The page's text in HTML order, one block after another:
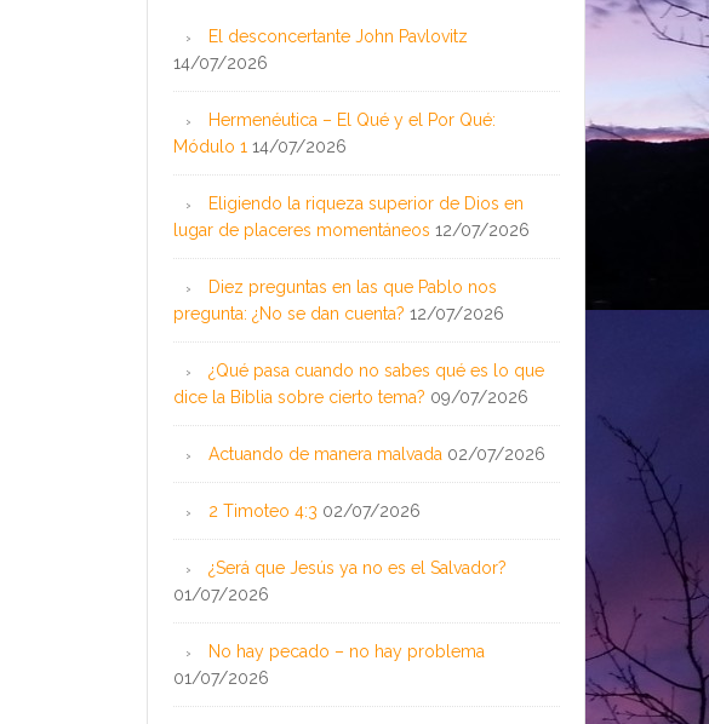
El desconcertante John Pavlovitz
14/07/2026
Hermenéutica – El Qué y el Por Qué:
Módulo 1 14/07/2026
Eligiendo la riqueza superior de Dios en
lugar de placeres momentáneos 12/07/2026
Diez preguntas en las que Pablo nos
pregunta: ¿No se dan cuenta? 12/07/2026
¿Qué pasa cuando no sabes qué es lo que
dice la Biblia sobre cierto tema? 09/07/2026
Actuando de manera malvada 02/07/2026
2 Timoteo 4:3 02/07/2026
¿Será que Jesús ya no es el Salvador?
01/07/2026
No hay pecado – no hay problema
01/07/2026